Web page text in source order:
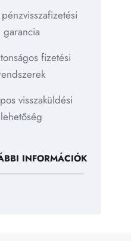
garancia
fizetési
visszaküldési
lehetőség
INFORMÁCIÓK